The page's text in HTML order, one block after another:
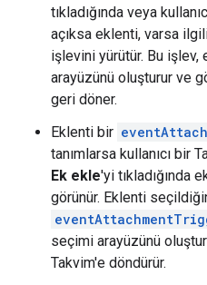
tıkladığında veya
açıksa eklenti, varsa
işlevini yürütür. Bu
arayüzünü oluşturur ve
geri döner.
Eklenti bir
tanımlarsa kullanıcı bir
Ek ekle'yi tıkladığında
görünür. Eklenti
seçimi arayüzünü
Takvim'e döndürür.